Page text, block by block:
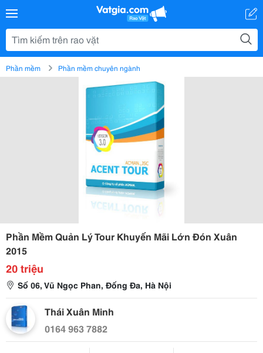
Phần mềm Phần mềm chuyên ngành
Phần Mềm Quản Lý Tour Khuyến Mãi Lớn Đón Xuân
2015
20 triệu
Số 06, Vũ Ngọc Phan, Đống Đa, Hà Nội
Thái Xuân Minh
0164 963 7882